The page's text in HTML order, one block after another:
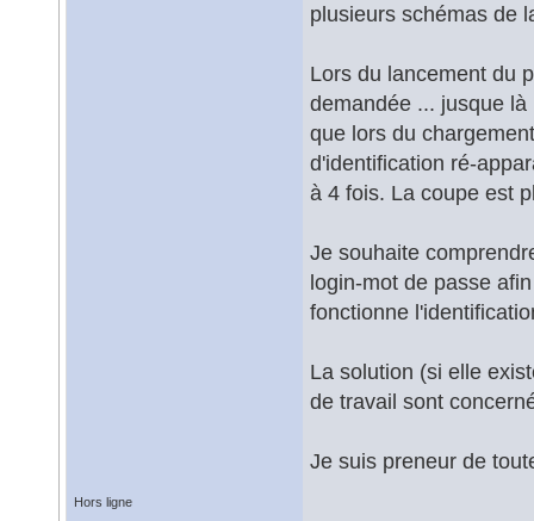
plusieurs schémas de
Lors du lancement du
demandée ... jusque
que lors du
d'identification ré-
à 4 fois. La coupe est
Je souhaite
login-mot de passe
fonctionne
La solution (si elle
de travail sont
Je suis preneur de
Hors ligne